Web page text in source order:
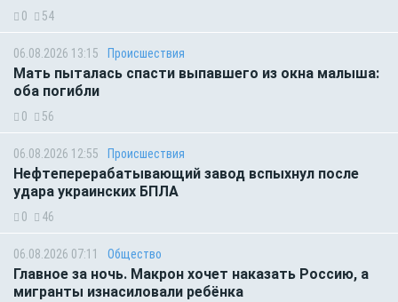
0 54
06.08.2026 13:15 Происшествия
Мать пыталась спасти выпавшего из окна малыша:
оба погибли
0 56
06.08.2026 12:55 Происшествия
Нефтеперерабатывающий завод вспыхнул после
удара украинских БПЛА
0 46
06.08.2026 07:11 Общество
Главное за ночь. Макрон хочет наказать Россию, а
мигранты изнасиловали ребёнка